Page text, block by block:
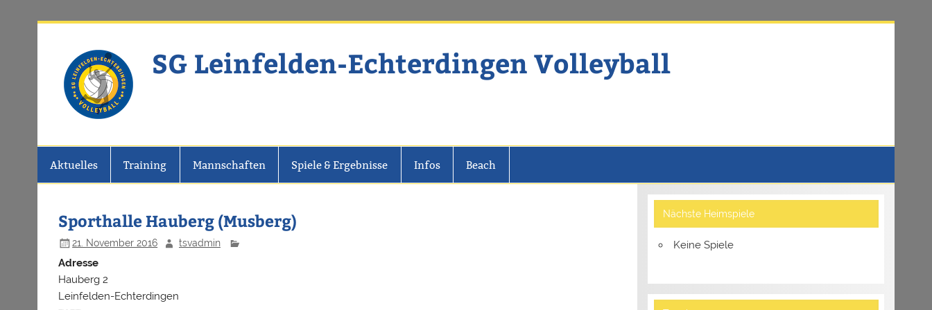
SG Leinfelden-Echterdingen Volleyball
Aktuelles Training Mannschaften Spiele & Ergebnisse Infos Beach
Sporthalle Hauberg (Musberg)
21. November 2016 tsvadmin
Adresse
Hauberg 2
Leinfelden-Echterdingen
Nächste Heimspiele
Keine Spiele